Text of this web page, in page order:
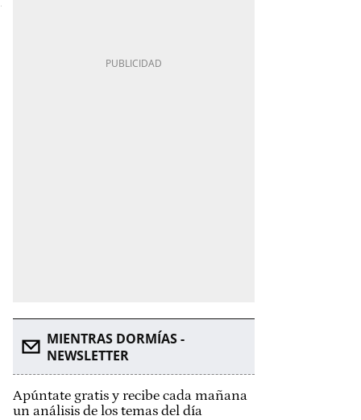
MIENTRAS DORMÍAS -
NEWSLETTER
Apúntate gratis y recibe cada mañana
un análisis de los temas del día